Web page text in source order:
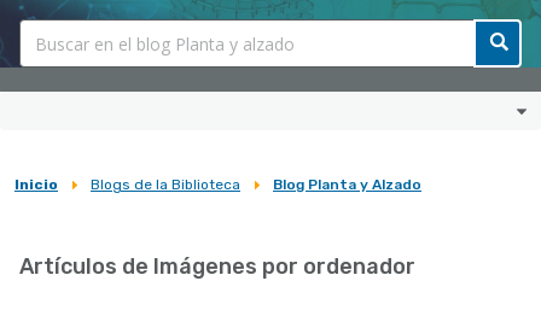
Sobrescribir
de
Inicio Blogs de la Biblioteca Blog Planta y Alzado
Artículos de Imágenes por ordenador